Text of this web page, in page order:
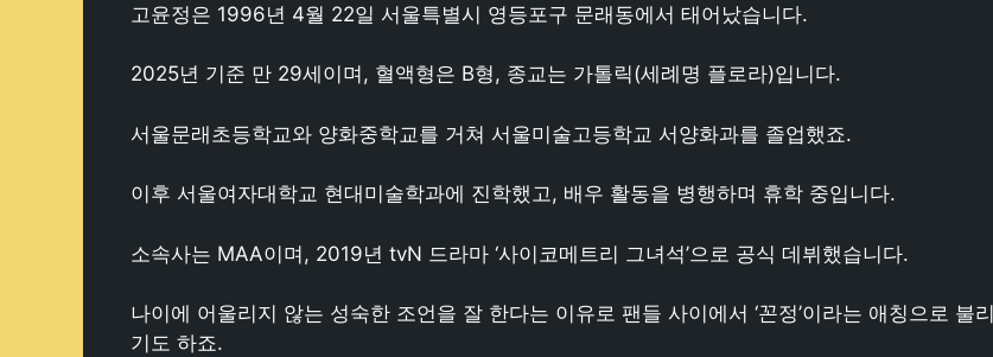
고윤정은 1996년 4월 22일 서울특별시 영등포구 문래동에서 태어났습니다.
2025년 기준 만 29세이며, 혈액형은 B형, 종교는 가톨릭(세례명 플로라)입니다.
서울문래초등학교와 양화중학교를 거쳐 서울미술고등학교 서양화과를 졸업했죠.
이후 서울여자대학교 현대미술학과에 진학했고, 배우 활동을 병행하며 휴학 중입니다.
소속사는 MAA이며, 2019년 tvN 드라마 ‘사이코메트리 그녀석’으로 공식 데뷔했습니다.
나이에 어울리지 않는 성숙한 조언을 잘 한다는 이유로 팬들 사이에서 ‘꼰정’이라는 애칭으로 불리
기도 하죠.